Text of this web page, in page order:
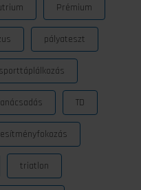
Prémium
pályateszt
sporttáplálkozás
TD
triatlon